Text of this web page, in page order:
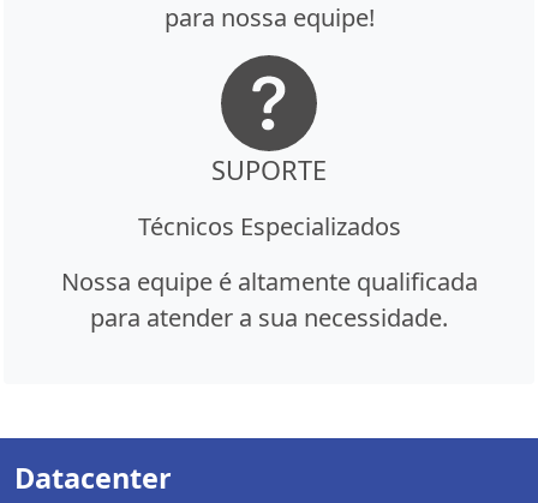
para nossa equipe!
SUPORTE
Técnicos Especializados
Nossa equipe é altamente qualificada
para atender a sua necessidade.
Datacenter